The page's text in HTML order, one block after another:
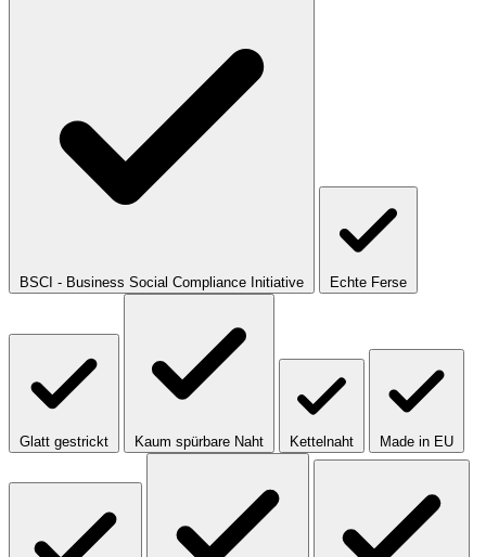
BSCI - Business Social Compliance Initiative Echte Ferse
Glatt gestrickt Kaum spürbare Naht Kettelnaht Made in EU